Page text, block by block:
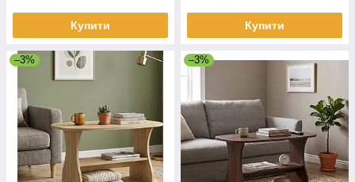
Купити Купити
–3% –3%